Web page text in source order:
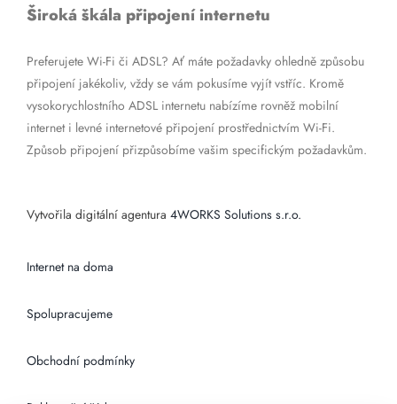
Široká škála připojení internetu
Preferujete Wi-Fi či ADSL? Ať máte požadavky ohledně způsobu
připojení jakékoliv, vždy se vám pokusíme vyjít vstříc. Kromě
vysokorychlostního ADSL internetu nabízíme rovněž mobilní
internet i levné internetové připojení prostřednictvím Wi-Fi.
Způsob připojení přizpůsobíme vašim specifickým požadavkům.
Vytvořila digitální agentura 4WORKS Solutions s.r.o.
Internet na doma
Spolupracujeme
Obchodní podmínky